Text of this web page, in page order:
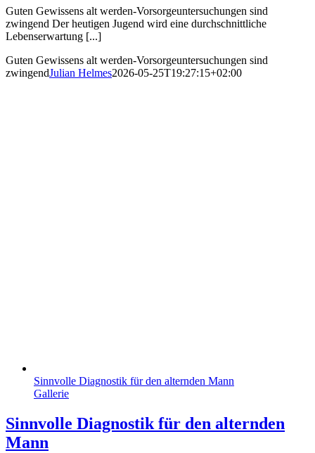
Guten Gewissens alt werden-Vorsorgeuntersuchungen sind
zwingend Der heutigen Jugend wird eine durchschnittliche
Lebenserwartung [...]
Guten Gewissens alt werden-Vorsorgeuntersuchungen sind
zwingendJulian Helmes2026-05-25T19:27:15+02:00
Sinnvolle Diagnostik für den alternden Mann
Gallerie
Sinnvolle Diagnostik für den alternden
Mann